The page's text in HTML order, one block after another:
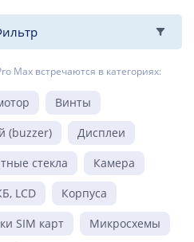
Max встречаются в категориях:
Винты
(buzzer)
Дисплеи
стекла
Камера
LCD
Корпуса
SIM карт
Микросхемы